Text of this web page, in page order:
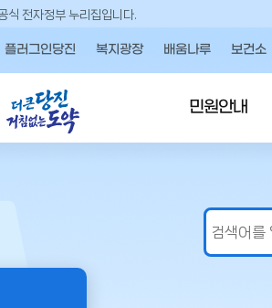
식 전자정부 누리집입니다.
플러그인당진 복지광장 배움나루 보건소
민원안내